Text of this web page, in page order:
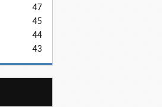
47
45
44
43